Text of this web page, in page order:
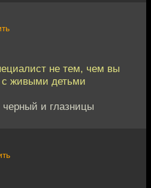
не тем, чем вы
с живыми детьми
черный и глазницы